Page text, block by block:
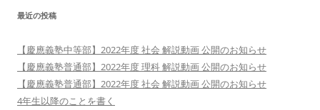
最近の投稿
【慶應義塾中等部】2022年度 社会 解説動画 公開のお知らせ
【慶應義塾普通部】2022年度 理科 解説動画 公開のお知らせ
【慶應義塾普通部】2022年度 社会 解説動画 公開のお知らせ
4年生以降のことを書く